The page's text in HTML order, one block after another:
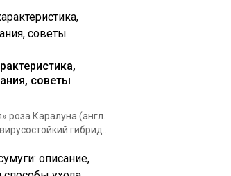
советы
роза Каралуна (англ.
гибрид...